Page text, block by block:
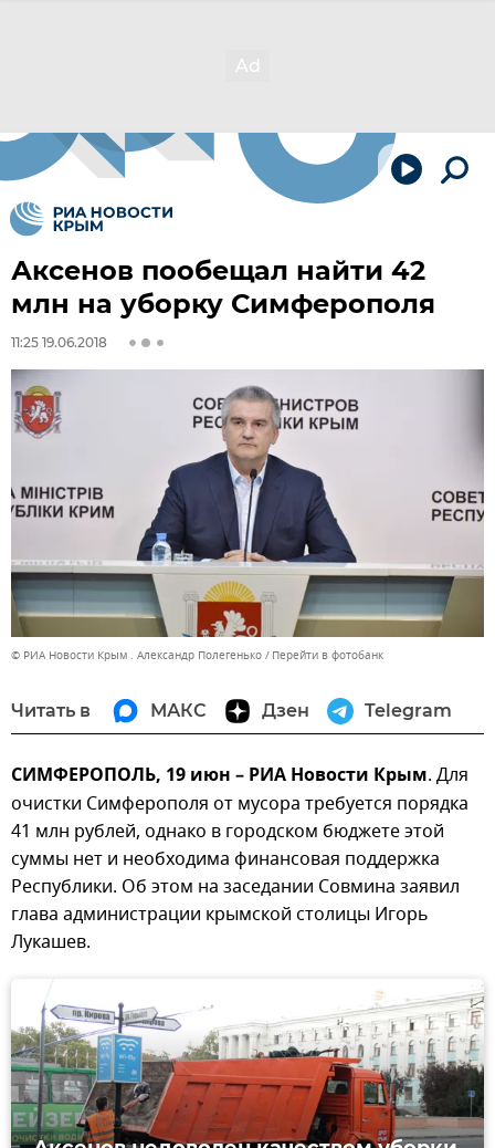
Аксенов пообещал найти 42
млн на уборку Симферополя
11:25 19.06.2018
© РИА Новости Крым . Александр Полегенько Перейти в фотобанк
Читать в МАКС Дзен Telegram
СИМФЕРОПОЛЬ, 19 июн – РИА Новости Крым. Для
очистки Симферополя от мусора требуется порядка
41 млн рублей, однако в городском бюджете этой
суммы нет и необходима финансовая поддержка
Республики. Об этом на заседании Совмина заявил
глава администрации крымской столицы Игорь
Лукашев.